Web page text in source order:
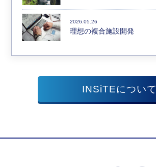
2026.05.26
理想の複合施設開発
INSiTEについて